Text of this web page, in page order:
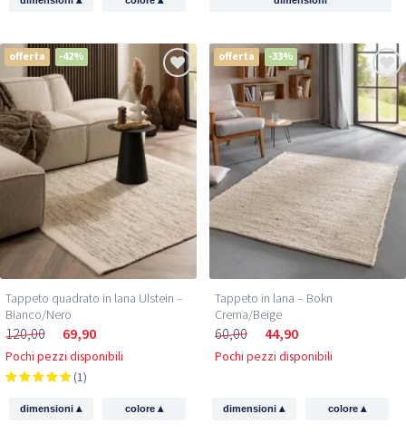
offerta -42%
Tappeto quadrato in lana Ulstein –
Bianco/Nero
120,00 69,90
Pochi pezzi disponibili
(1)
dimensioni▴ colore ▴
offerta -33%
Tappeto in lana – Bokn
Crema/Beige
60,00 44,90
Pochi pezzi disponibili
dimensioni▴ colore ▴